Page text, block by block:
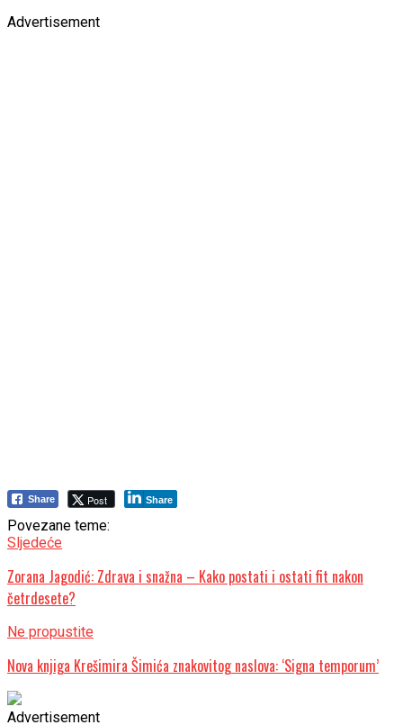
Advertisement
Share Post Share
Povezane teme:
Sljedeće
Zorana Jagodić: Zdrava i snažna – Kako postati i ostati fit nakon
četrdesete?
Ne propustite
Nova knjiga Krešimira Šimića znakovitog naslova: ‘Signa temporum’
Advertisement